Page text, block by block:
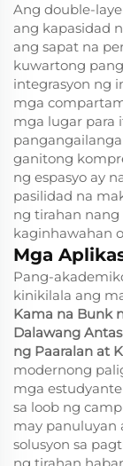
Ang double-
ang kapasidad
ang sapat na
kuwartong
integrasyon ng
mga
mga lugar para
ganitong
ng espasyo ay
pasilidad na
ng tirahan nang
kaginhawahan
Mga
Pang-
kinikilala ang
Kama na Bunk
Dalawang
ng Paaralan at
modernong
mga
sa loob ng
may
solusyon sa